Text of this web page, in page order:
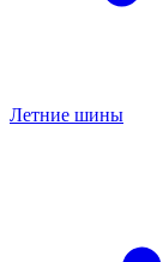
Летние шины